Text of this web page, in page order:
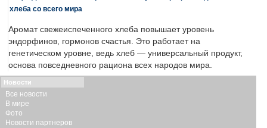
хлеба со всего мира
Аромат свежеиспеченного хлеба повышает уровень
эндорфинов, гормонов счастья. Это работает на
генетическом уровне, ведь хлеб — универсальный продукт,
основа повседневного рациона всех народов мира.
Новости
Все новости
В мире
Фото
Новости партнеров